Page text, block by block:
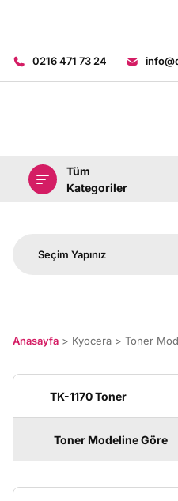
0216 471 73 24
Tüm
Kategoriler
Anasayfa Kyocera Toner
TK-1170 Toner
Toner Modeline Göre